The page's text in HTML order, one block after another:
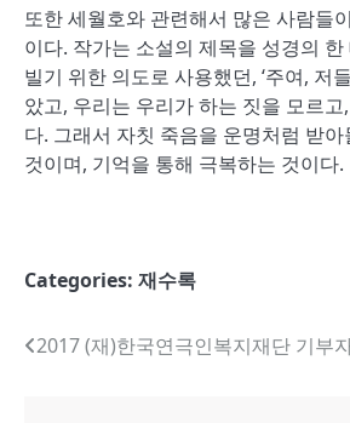
또한 세월호와 관련해서 많은 사람들
이다. 작가는 소설의 제목을 성경의
빌기 위한 의도로 사용했던, ‘주여, 저
았고, 우리는 우리가 하는 짓을 모르고,
다. 그래서 자칫 죽음을 운명처럼 받아
것이며, 기억을 통해 극복하는 것이다.
Categories: 재수록
글2017 (재)한국연극인복지재단 기부